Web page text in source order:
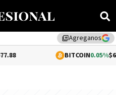
library_addAgreganos
0.05%$64,574.59